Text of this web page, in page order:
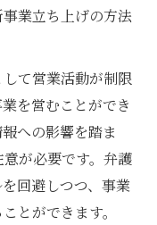
業立ち上げの方法
て営業活動が制限
を営むことができ
への影響を踏ま
が必要です。弁護
回避しつつ、事業
とができます。